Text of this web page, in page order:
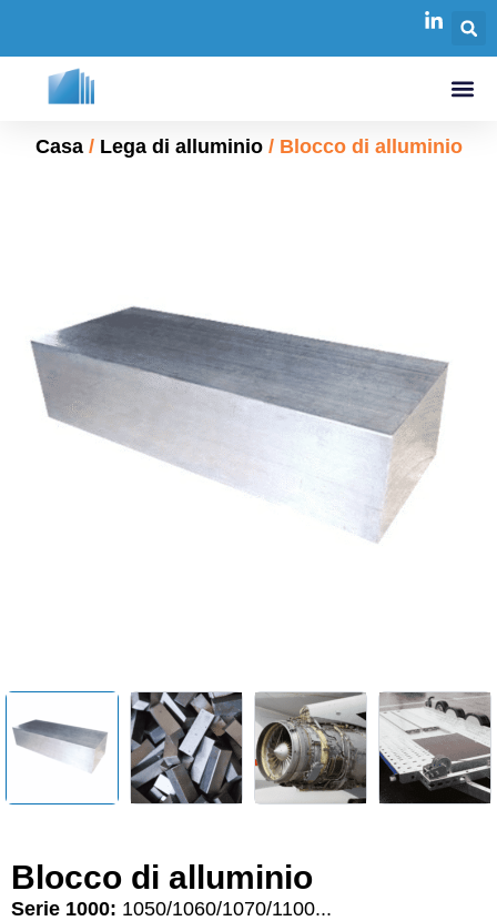
Casa/ Lega di alluminio/ Blocco di alluminio
Blocco di alluminio
Serie 1000: 1050/1060/1070/1100...